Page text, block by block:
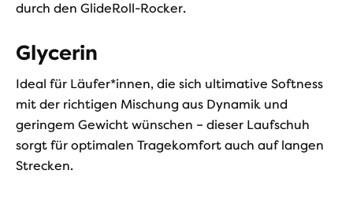
durch den GlideRoll-Rocker.
Glycerin
Ideal für Läufer*innen, die sich ultimative Softness
mit der richtigen Mischung aus Dynamik und
geringem Gewicht wünschen – dieser Laufschuh
sorgt für optimalen Tragekomfort auch auf langen
Strecken.